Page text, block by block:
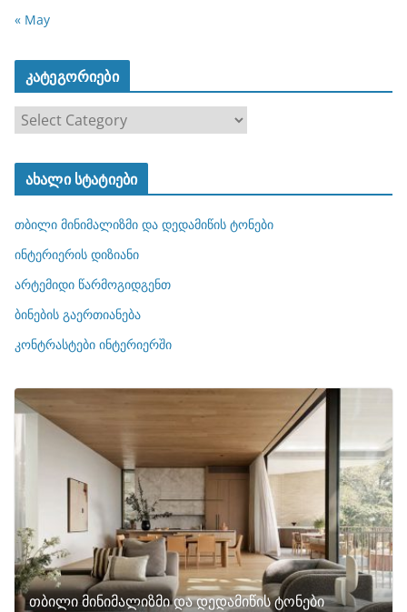
« May
კატეგორიები
ტ
ო
რ
ბ
ი
ახალი სტატიები
თბილი მინიმალიზმი და დედამიწის ტონები
ინტერიერის დიზიანი
არტემიდი წარმოგიდგენთ
ბინების გაერთიანება
კონტრასტები ინტერიერში
თბილი მინიმალიზმი და დედამიწის ტონები